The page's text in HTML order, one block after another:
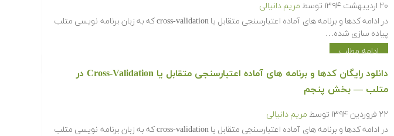
۲۰ اردیبهشت ۱۳۹۴ توسط مریم دانیالی
‫در ادامه کدها و برنامه های آماده اعتبارسنجی متقابل یا cross-validation که به زبان برنامه نویسی متلب
پیاده سازی شده…
ادامه مطلب
دانلود رایگان کدها و برنامه های آماده اعتبارسنجی متقابل یا Cross-Validation در
متلب — بخش پنجم
۲۲ فروردین ۱۳۹۴ توسط مریم دانیالی
‫در ادامه کدها و برنامه های آماده اعتبارسنجی متقابل یا cross-validation که به زبان برنامه نویسی متلب